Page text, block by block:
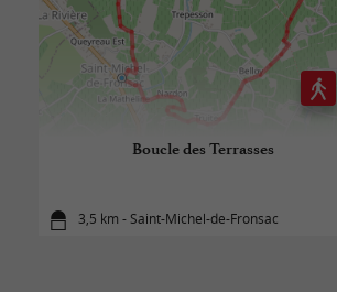
Boucle des Terrasses
3,5 km - Saint-Michel-de-Fronsac